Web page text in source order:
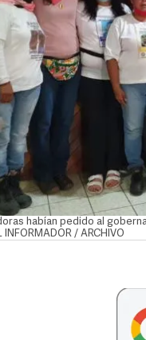
habían pedido al
/ ARCHIVO